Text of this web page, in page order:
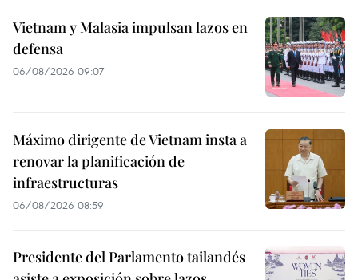
Vietnam y Malasia impulsan lazos en
defensa
06/08/2026 09:07
Máximo dirigente de Vietnam insta a
renovar la planificación de
infraestructuras
06/08/2026 08:59
Presidente del Parlamento tailandés